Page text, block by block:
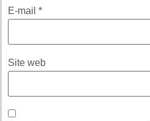
E-mail *
Site web